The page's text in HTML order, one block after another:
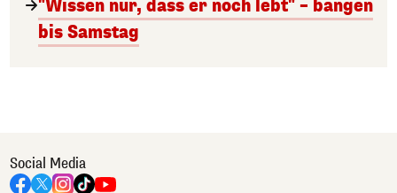
"Wissen nur, dass er noch lebt" – bangen
bis Samstag
Social Media